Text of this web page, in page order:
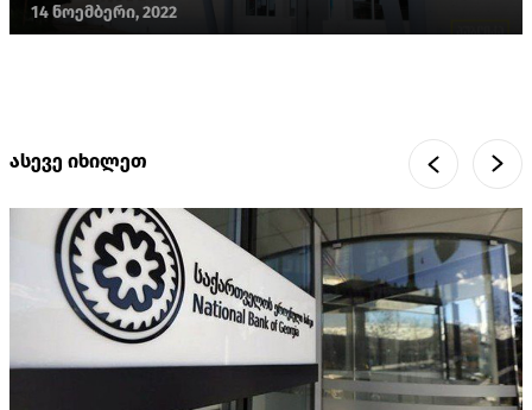
14 ნოემბერი, 2022
ასევე იხილეთ